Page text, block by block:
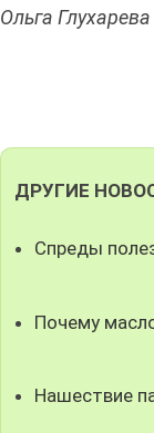
Ольга Глухарева
ДРУГИЕ
Спреды
Почему
Нашествие